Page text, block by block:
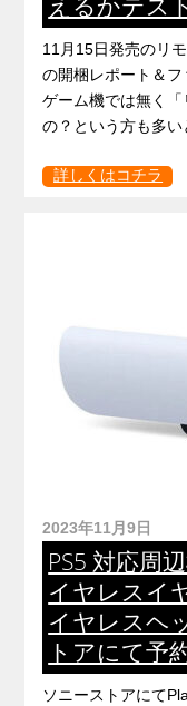
11月15日発売のリ
の開梱レポート＆
ゲーム機では無く
の？という方も多
詳しくはコチラ
2023年11月9日
PS5 対応周
イヤレスイ
イヤレスヘ
トアにて予
ソニーストアにて